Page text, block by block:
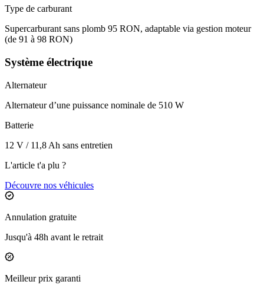
Type de carburant
Supercarburant sans plomb 95 RON, adaptable via gestion moteur
(de 91 à 98 RON)
Système électrique
Alternateur
Alternateur d’une puissance nominale de 510 W
Batterie
12 V / 11,8 Ah sans entretien
L'article t'a plu ?
Découvre nos véhicules
Annulation gratuite
Jusqu'à 48h avant le retrait
Meilleur prix garanti